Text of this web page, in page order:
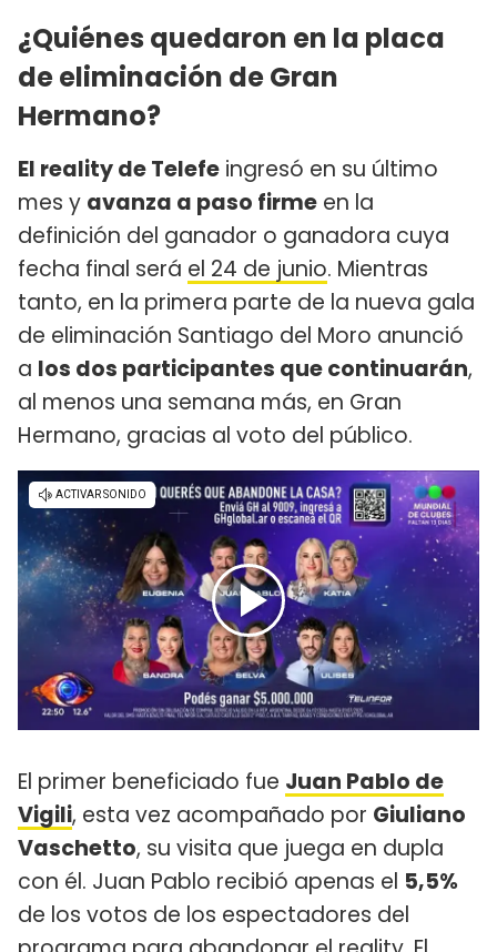
¿Quiénes quedaron en la placa
de eliminación de Gran
Hermano?
El reality de Telefe ingresó en su último
mes y avanza a paso firme en la
definición del ganador o ganadora cuya
fecha final será el 24 de junio. Mientras
tanto, en la primera parte de la nueva gala
de eliminación Santiago del Moro anunció
a los dos participantes que continuarán,
al menos una semana más, en Gran
Hermano, gracias al voto del público.
El primer beneficiado fue Juan Pablo de
Vigili, esta vez acompañado por Giuliano
Vaschetto, su visita que juega en dupla
con él. Juan Pablo recibió apenas el 5,5%
de los votos de los espectadores del